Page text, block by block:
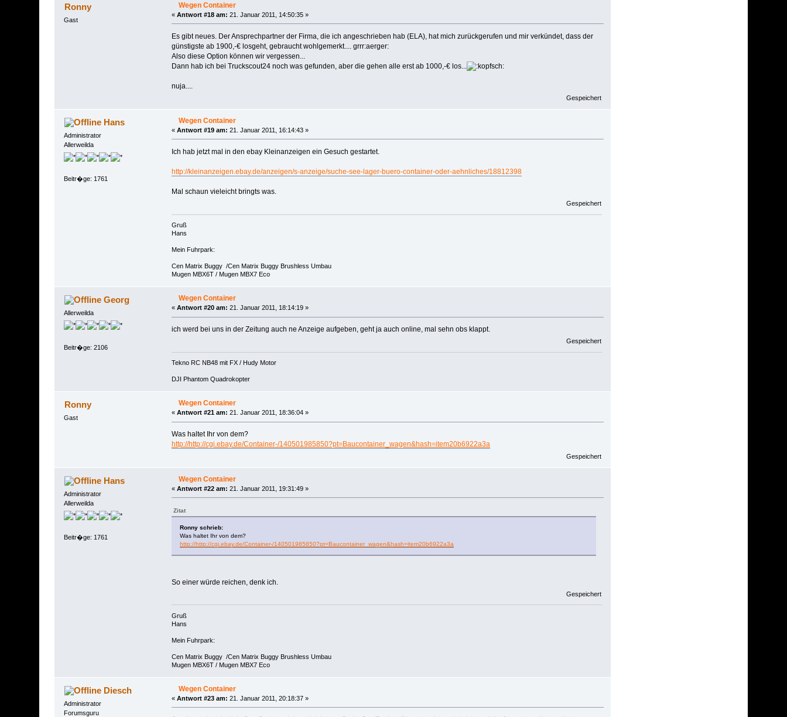
Ronny
Gast
Wegen Container
« Antwort #18 am: 21. Januar 2011, 14:50:35 »
Es gibt neues. Der Ansprechpartner der Firma, die ich angeschrieben hab (ELA), hat mich zurückgerufen und mir verkündet, dass der
günstigste ab 1900,-€ losgeht, gebraucht wohlgemerkt.... grrr:aerger:
Also diese Option können wir vergessen...
Dann hab ich bei Truckscout24 noch was gefunden, aber die gehen alle erst ab 1000,-€ los...
nuja....
Gespeichert
Hans
Administrator
Allerweilda
Beitr�ge: 1761
Wegen Container
« Antwort #19 am: 21. Januar 2011, 16:14:43 »
Ich hab jetzt mal in den ebay Kleinanzeigen ein Gesuch gestartet.
http://kleinanzeigen.ebay.de/anzeigen/s-anzeige/suche-see-lager-buero-container-oder-aehnliches/18812398
Mal schaun vieleicht bringts was.
Gespeichert
Gruß
Hans
Mein Fuhrpark:
Cen Matrix Buggy /Cen Matrix Buggy Brushless Umbau
Mugen MBX6T / Mugen MBX7 Eco
Georg
Allerweilda
Beitr�ge: 2106
Wegen Container
« Antwort #20 am: 21. Januar 2011, 18:14:19 »
ich werd bei uns in der Zeitung auch ne Anzeige aufgeben, geht ja auch online, mal sehn obs klappt.
Gespeichert
Tekno RC NB48 mit FX / Hudy Motor
DJI Phantom Quadrokopter
Ronny
Gast
Wegen Container
« Antwort #21 am: 21. Januar 2011, 18:36:04 »
Was haltet Ihr von dem?
http://http://cgi.ebay.de/Container-/140501985850?pt=Baucontainer_wagen&hash=item20b6922a3a
Gespeichert
Hans
Administrator
Allerweilda
Beitr�ge: 1761
Wegen Container
« Antwort #22 am: 21. Januar 2011, 19:31:49 »
Zitat
Ronny schrieb:
Was haltet Ihr von dem?
http://http://cgi.ebay.de/Container-/140501985850?pt=Baucontainer_wagen&hash=item20b6922a3a
So einer würde reichen, denk ich.
Gespeichert
Gruß
Hans
Mein Fuhrpark:
Cen Matrix Buggy /Cen Matrix Buggy Brushless Umbau
Mugen MBX6T / Mugen MBX7 Eco
Diesch
Administrator
Forumsguru
Wegen Container
« Antwort #23 am: 21. Januar 2011, 20:18:37 »